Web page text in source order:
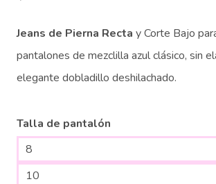
Jeans de Pierna Recta y Corte Bajo
pantalones de mezclilla azul clásico, sin
elegante dobladillo deshilachado.
Talla de pantalón
8
10